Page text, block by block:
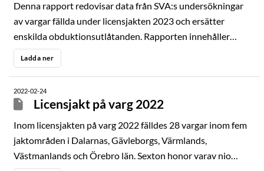
Denna rapport redovisar data från SVA:s undersökningar
av vargar fällda under licensjakten 2023 och ersätter
enskilda obduktionsutlåtanden. Rapporten innehåller
obduktionsresultaten som framkommit under
obduktionerna utförda av viltsektionens patologer.
Ladda ner
2022-02-24
Licensjakt på varg 2022
Inom licensjakten på varg 2022 fälldes 28 vargar inom fem
jaktområden i Dalarnas, Gävleborgs, Värmlands,
Västmanlands och Örebro län. Sexton honor varav nio